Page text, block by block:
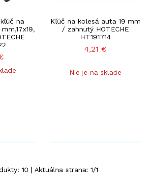
na
Kľúč na kolesá auta 19 mm
/ zahnutý HOTECHE
HT191714
4,21 €
Nie je na sklade
10 | Aktuálna strana: 1/1